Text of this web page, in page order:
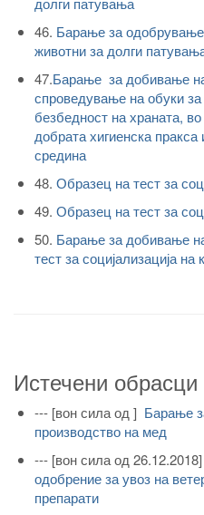
46. Барање за
животни за долги
47.Барање за добивање
спроведување на обуки
безбедност на храната,
добрата хигиенска
средина
48. Образец на тест за
49. Образец на тест за
50. Барање за добивање
тест за социјализација на
Истечени
--- [вон сила од ] Барање
производство на мед
--- [вон сила од 26.12.2018]
одобрение за увоз на
препарати